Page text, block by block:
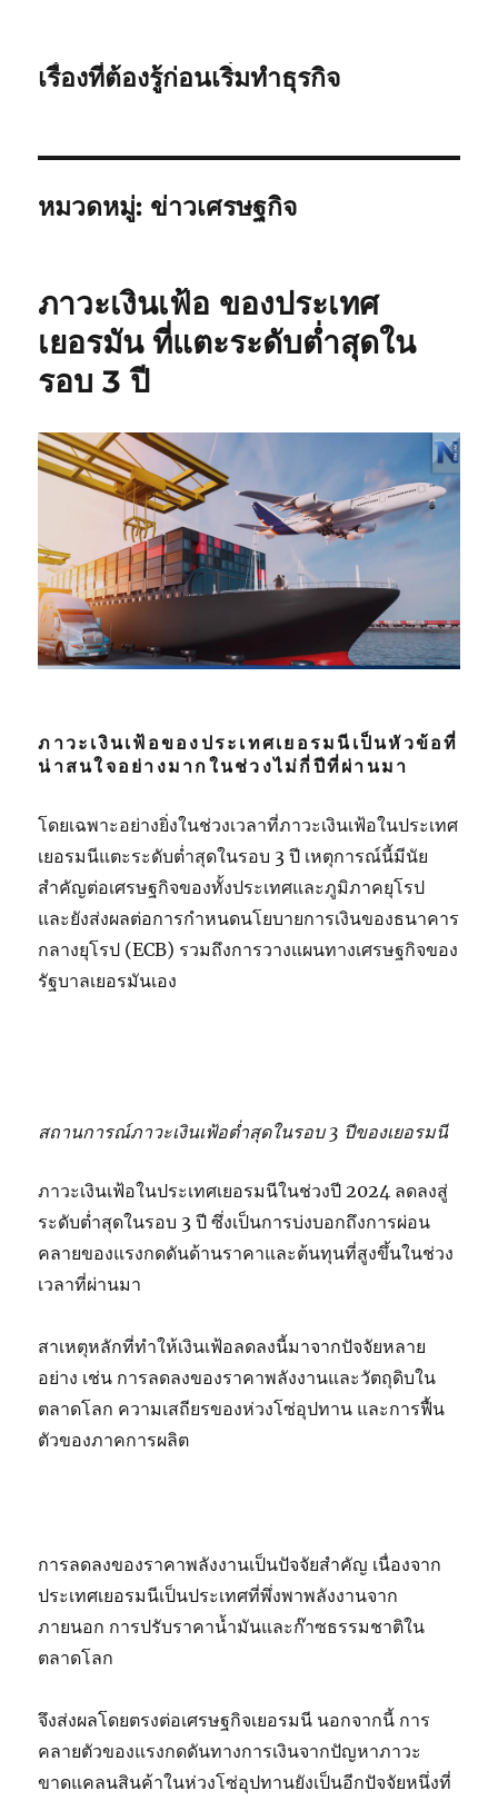
เรื่องที่ต้องรู้ก่อนเริ่มทำธุรกิจ
หมวดหมู่: ข่าวเศรษฐกิจ
ภาวะเงินเฟ้อ ของประเทศ
เยอรมัน ที่แตะระดับต่ำสุดใน
รอบ 3 ปี
ภาวะเงินเฟ้อของประเทศเยอรมนีเป็นหัวข้อที่
น่าสนใจอย่างมากในช่วงไม่กี่ปีที่ผ่านมา
โดยเฉพาะอย่างยิ่งในช่วงเวลาที่ภาวะเงินเฟ้อในประเทศ
เยอรมนีแตะระดับต่ำสุดในรอบ 3 ปี เหตุการณ์นี้มีนัย
สำคัญต่อเศรษฐกิจของทั้งประเทศและภูมิภาคยุโรป
และยังส่งผลต่อการกำหนดนโยบายการเงินของธนาคาร
กลางยุโรป (ECB) รวมถึงการวางแผนทางเศรษฐกิจของ
รัฐบาลเยอรมันเอง
สถานการณ์ภาวะเงินเฟ้อต่ำสุดในรอบ 3 ปีของเยอรมนี
ภาวะเงินเฟ้อในประเทศเยอรมนีในช่วงปี 2024 ลดลงสู่
ระดับต่ำสุดในรอบ 3 ปี ซึ่งเป็นการบ่งบอกถึงการผ่อน
คลายของแรงกดดันด้านราคาและต้นทุนที่สูงขึ้นในช่วง
เวลาที่ผ่านมา
สาเหตุหลักที่ทำให้เงินเฟ้อลดลงนี้มาจากปัจจัยหลาย
อย่าง เช่น การลดลงของราคาพลังงานและวัตถุดิบใน
ตลาดโลก ความเสถียรของห่วงโซ่อุปทาน และการฟื้น
ตัวของภาคการผลิต
การลดลงของราคาพลังงานเป็นปัจจัยสำคัญ เนื่องจาก
ประเทศเยอรมนีเป็นประเทศที่พึ่งพาพลังงานจาก
ภายนอก การปรับราคาน้ำมันและก๊าซธรรมชาติใน
ตลาดโลก
จึงส่งผลโดยตรงต่อเศรษฐกิจเยอรมนี นอกจากนี้ การ
คลายตัวของแรงกดดันทางการเงินจากปัญหาภาวะ
ขาดแคลนสินค้าในห่วงโซ่อุปทานยังเป็นอีกปัจจัยหนึ่งที่